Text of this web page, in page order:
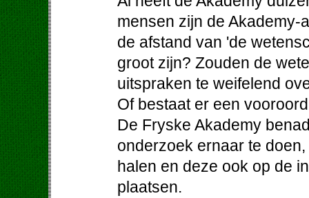
mensen zijn de Akademy-
de afstand van 'de
groot zijn? Zouden de
uitspraken te weifelend
Of bestaat er een
De Fryske Akademy
onderzoek ernaar te
halen en deze ook op de
plaatsen.